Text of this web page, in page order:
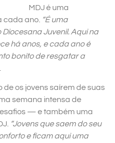
MDJ é uma
cada ano. “É uma
Juvenil. Aqui na
há anos, e cada ano é
bonito de resgatar a
os jovens saírem de suas
semana intensa de
— e também uma
“Jovens que saem do seu
e ficam aqui uma